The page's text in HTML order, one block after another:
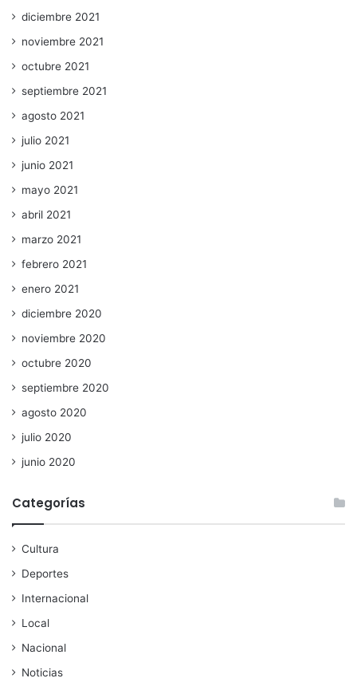
diciembre 2021
noviembre 2021
octubre 2021
septiembre 2021
agosto 2021
julio 2021
junio 2021
mayo 2021
abril 2021
marzo 2021
febrero 2021
enero 2021
diciembre 2020
noviembre 2020
octubre 2020
septiembre 2020
agosto 2020
julio 2020
junio 2020
Categorías
Cultura
Deportes
Internacional
Local
Nacional
Noticias